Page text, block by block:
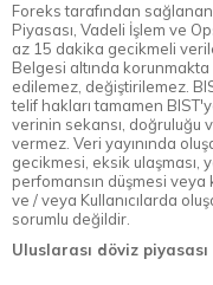
Foreks tarafından
Piyasası, Vadeli İşlem ve
az 15 dakika gecikmeli
Belgesi altında
edilemez, değiştirilemez.
telif hakları tamamen
verinin sekansı, doğruluğu
vermez. Veri yayınında
gecikmesi, eksik ulaşması,
perfomansın düşmesi veya
ve / veya Kullanıcılarda
sorumlu değildir.
Uluslarası döviz piyasası